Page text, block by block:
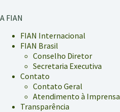
A FIAN
FIAN Internacional
FIAN Brasil
Conselho Diretor
Secretaria Executiva
Contato
Contato Geral
Atendimento à Imprensa
Transparência